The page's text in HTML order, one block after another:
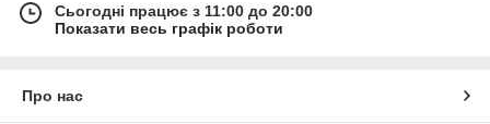
Сьогодні працює з 11:00 до 20:00
Показати весь графік роботи
Про нас